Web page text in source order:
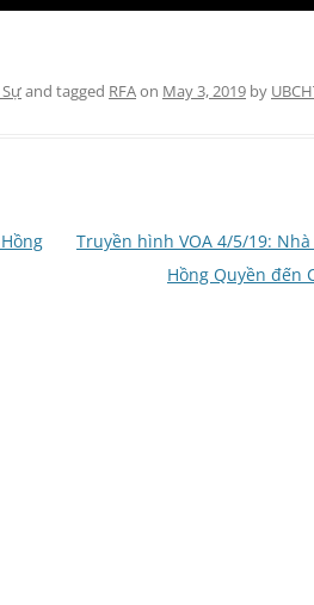
and tagged RFAon May 3, 2019 by
Truyền hình VOA 4/5/19:
Hồng Quyền đến